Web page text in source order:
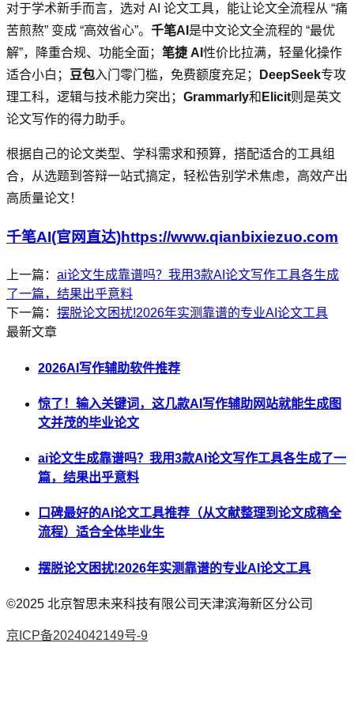
对于学术新手而言，选对 AI 论文工具，能让论文全流程从 “痛
苦煎熬” 变成 “高效省心”。 千笔AI 是中文论文全流程的 “最优
解”，降重合规、功能全面； 笔捷 AI 性价比拉满，轻量化操作
适合小白；
豆包入门零门槛，免费额度充足； DeepSeek专攻
理工科，逻辑与技术能力突出； Grammarly和 Elicit则是英文
论文写作的得力助手。
根据自己的论文类型、学科需求和预算，搭配适合的工具组
合，从选题到答辩一站式搞定，轻松告别学术焦虑，高效产出
高质量论文！
千笔AI(官网直达)https://www.qianbixiezuo.com
上一篇： ai论文生成靠谱吗？我用3款AI论文写作工具各生成
了一篇，结果出乎意料
下一篇： 摆脱论文困扰!2026年实测靠谱的专业AI论文工具
最新文章
2026AI写作辅助软件推荐
惊了！输入关键词，这几款AI写作辅助网站就能生成图
文并茂的毕业论文
ai论文生成靠谱吗？我用3款AI论文写作工具各生成了一
篇，结果出乎意料
口碑最好的AI论文工具推荐（从文献整理到论文成稿全
流程）适合全体毕业生
摆脱论文困扰!2026年实测靠谱的专业AI论文工具
©2025 北京智思未来科技有限公司天津滨海新区分公司
京ICP备2024042149号-9